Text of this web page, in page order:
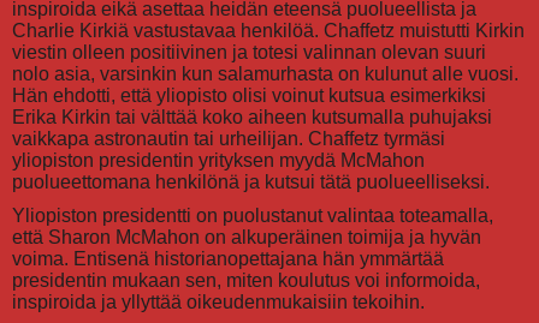
inspiroida eikä asettaa heidän eteensä puolueellista ja
Charlie Kirkiä vastustavaa henkilöä. Chaffetz muistutti Kirkin
viestin olleen positiivinen ja totesi valinnan olevan suuri
nolo asia, varsinkin kun salamurhasta on kulunut alle vuosi.
Hän ehdotti, että yliopisto olisi voinut kutsua esimerkiksi
Erika Kirkin tai välttää koko aiheen kutsumalla puhujaksi
vaikkapa astronautin tai urheilijan. Chaffetz tyrmäsi
yliopiston presidentin yrityksen myydä McMahon
puolueettomana henkilönä ja kutsui tätä puolueelliseksi.
Yliopiston presidentti on puolustanut valintaa toteamalla,
että Sharon McMahon on alkuperäinen toimija ja hyvän
voima. Entisenä historianopettajana hän ymmärtää
presidentin mukaan sen, miten koulutus voi informoida,
inspiroida ja yllyttää oikeudenmukaisiin tekoihin.